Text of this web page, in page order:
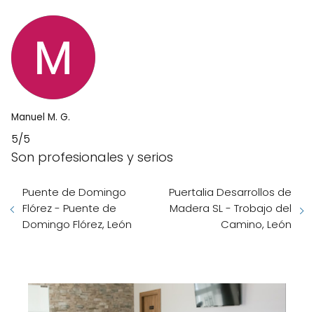
Manuel M. G.
5/5
Son profesionales y serios
Puente de Domingo
Flórez - Puente de
Domingo Flórez, León
Puertalia Desarrollos de
Madera SL - Trobajo del
Camino, León